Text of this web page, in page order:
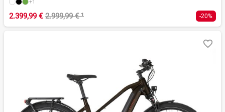
+1
2.399,99 € 2.999,99 €¹ -20%